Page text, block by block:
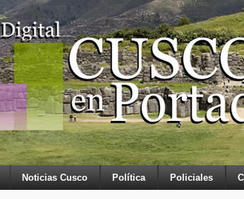
Noticias Cusco Política Policiales